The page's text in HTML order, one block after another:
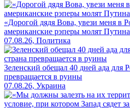
«Дорогой дядя Вова, увези меня в
американские рэперы молят
07.08.26, Политика
Зеленский обещал 40 дней ада для
превращается в руины
07.08.26, Украина